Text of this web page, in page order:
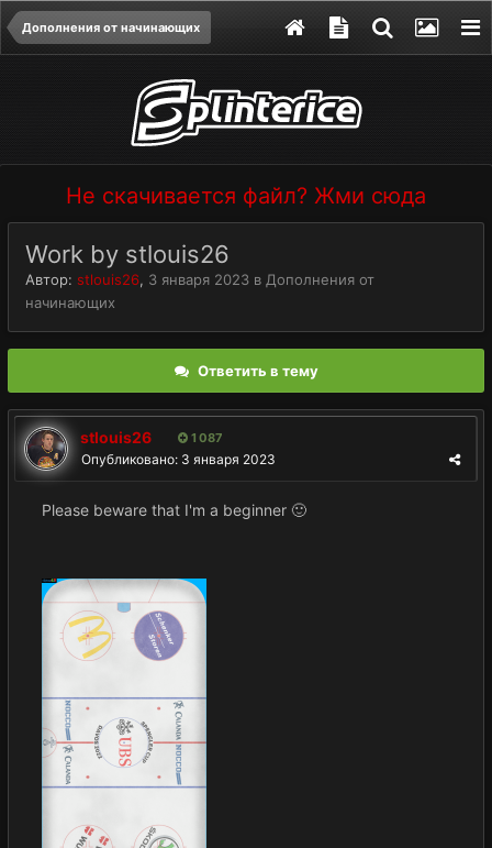
Дополнения от начинающих
Не скачивается файл? Жми сюда
Work by stlouis26
Автор: stlouis26, 3 января 2023 в Дополнения от
начинающих
Ответить в тему
stlouis26 1 087
Опубликовано: 3 января 2023
Please beware that I'm a beginner 🙂